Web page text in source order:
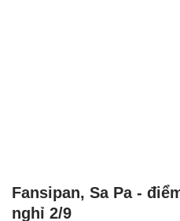
Fansipan, Sa Pa -
nghỉ 2/9